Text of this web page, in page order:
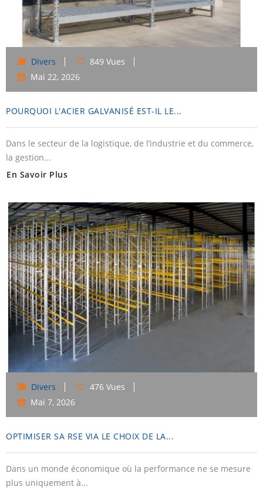
Divers
849 Vues
Mai 22, 2026
POURQUOI L'ACIER GALVANISÉ EST-IL LE...
Dans le secteur de la logistique, de l’industrie et du commerce,
la gestion...
En Savoir Plus
Divers
476 Vues
Mai 7, 2026
OPTIMISER SA RSE VIA LE CHOIX DE LA...
Dans un monde économique où la performance ne se mesure
plus uniquement à...